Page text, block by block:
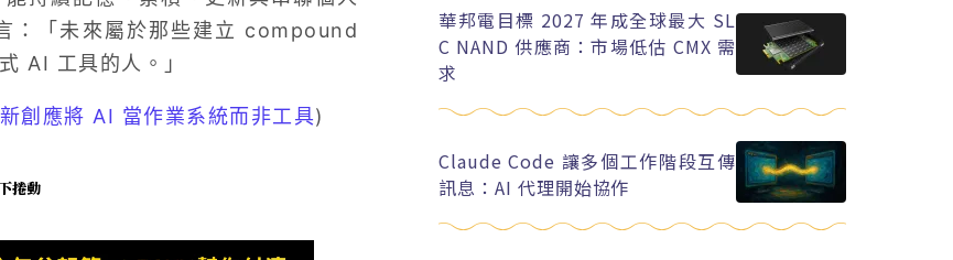
：「未來屬於那些建立 compound
AI 工具的人。」
創應將 AI 當作業系統而非工具)
捲動
華邦電目標 2027 年成全球最大 SL
C NAND 供應商：市場低估 CMX 需
求
Claude Code 讓多個工作階段互傳
訊息：AI 代理開始協作